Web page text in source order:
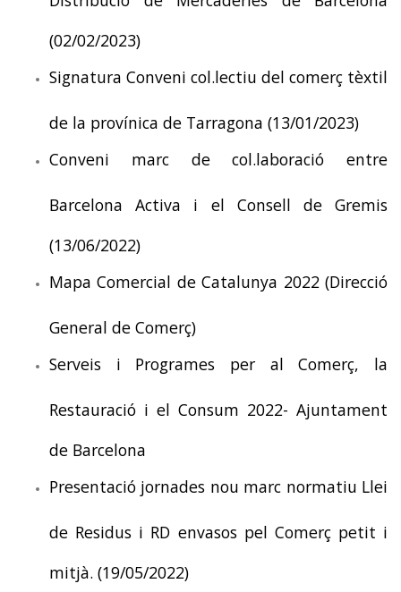
(02/02/2023)
Signatura Conveni col.lectiu del comerç tèxtil
de la provínica de Tarragona (13/01/2023)
Conveni marc de col.laboració entre
Barcelona Activa i el Consell de Gremis
(13/06/2022)
Mapa Comercial de Catalunya 2022 (Direcció
General de Comerç)
Serveis i Programes per al Comerç, la
Restauració i el Consum 2022- Ajuntament
de Barcelona
Presentació jornades nou marc normatiu Llei
de Residus i RD envasos pel Comerç petit i
mitjà. (19/05/2022)